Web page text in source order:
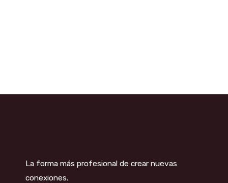
La forma más profesional de crear nuevas
conexiones.